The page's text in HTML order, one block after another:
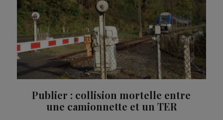
Publier : collision mortelle entre
une camionnette et un TER